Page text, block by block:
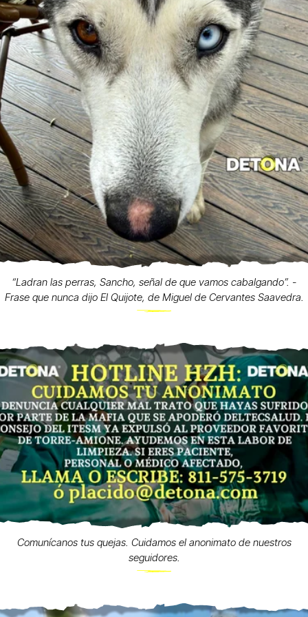
“Ladran las perras, Sancho, señal de que vamos cabalgando”. -
Frase que nunca dijo El Quijote, de Miguel de Cervantes Saavedra.
Comunícanos tus quejas. Cuidamos el anonimato de nuestros
seguidores.